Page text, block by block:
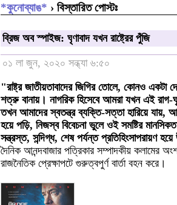
*কুনোব্যাঙ* › বিস্তারিত পোস্টঃ
ব্রিজ অব স্পাইজ: ঘৃণাবাদ যখন রাষ্ট্রের পুঁজি
০১ লা জুন, ২০২০ সন্ধ্যা ৬:৫০
"রাষ্ট্র জাতীয়তাবাদের জিগির তোলে, কোনও একটা
শত্রু বানায়। নাগরিক হিসেবে আমরা যখন এই রাগ-
তখন আমাদের স্বতন্ত্র ব্যক্তি-সত্তা হারিয়ে যায়,
হয়ে পড়ি, নিজস্ব বিবেচনা ভুলে ওই সমষ্টির
সন্ত্রস্ত, সন্দিগ্ধ, শেষ পর্যন্ত প্রতিহিংসাপরায়ণ
দৈনিক আনন্দবাজার পত্রিকার সম্পাদকীয় কলামের
রাজনৈতিক প্রেক্ষাপটে গুরুত্বপুর্ণ বার্তা বহন করে।